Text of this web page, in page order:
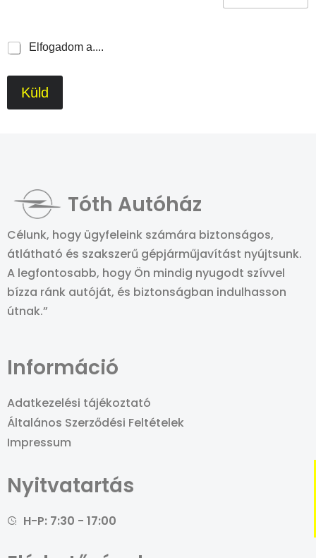
Elfogadom a....
Küld
Tóth Autóház
Célunk, hogy ügyfeleink számára biztonságos,
átlátható és szakszerű gépjárműjavítást nyújtsunk.
A legfontosabb, hogy Ön mindig nyugodt szívvel
bízza ránk autóját, és biztonságban indulhasson
útnak.”
Információ
Adatkezelési tájékoztató
Általános Szerződési Feltételek
Impressum
Nyitvatartás
H-P: 7:30 - 17:00